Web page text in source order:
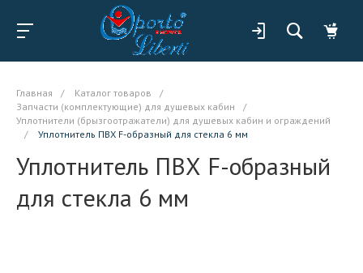
Главная / Каталог товаров
/
Запчасти (комплектующие) для душевых кабин
/
Уплотнители (брызгоотражатели) для душевых кабин и ограждений
/
Уплотнитель ПВХ F-образный для стекла 6 мм
Уплотнитель ПВХ F-образный
для стекла 6 мм